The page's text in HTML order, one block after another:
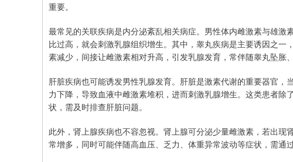
重要。
最常见的关联疾病是内分泌紊乱相关病症。男性体内雌激素与雄
比过高，就会刺激乳腺组织增生。其中，睾丸疾病是主要诱因之
素减少，间接让雌激素相对升高，引发乳腺发育，常伴随睾丸坠胀
肝脏疾病也可能诱发男性乳腺发育。肝脏是激素代谢的重要器官
力下降，导致血液中雌激素堆积，进而刺激乳腺增生。这类患者
状，需及时排查肝脏问题。
此外，肾上腺疾病也不容忽视。肾上腺可分泌少量雌激素，若出
常增多，同时可能伴随高血压、乏力、体重异常波动等症状，需通